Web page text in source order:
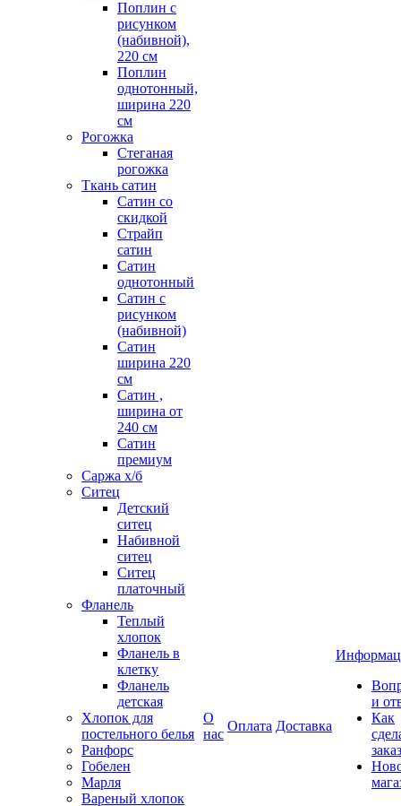
Поплин с
рисунком
(набивной),
220 см
Поплин
однотонный,
ширина 220
см
Рогожка
Стеганая
рогожка
Ткань сатин
Сатин со
скидкой
Страйп
сатин
Сатин
однотонный
Сатин с
рисунком
(набивной)
Сатин
ширина 220
см
Сатин ,
ширина от
240 см
Сатин
премиум
Саржа х/б
Ситец
Детский
ситец
Набивной
ситец
Ситец
платочный
Фланель
Теплый
хлопок
Фланель в
клетку
Фланель
детская
Хлопок для
постельного белья
Ранфорс
Гобелен
Марля
Вареный хлопок
О
нас
Оплата Доставка
и
Как
заказ